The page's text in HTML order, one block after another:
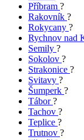
Příbram ?
Rakovník ?
Rokycany ?
Rychnov nad
Semily ?
Sokolov ?
Strakonice ?
Svitavy ?
Šumperk ?
Tábor?
Tachov ?
Teplice ?
Trutnov ?